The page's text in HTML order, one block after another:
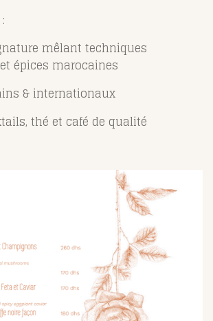
mêlant techniques
épices marocaines
& internationaux
thé et café de qualité